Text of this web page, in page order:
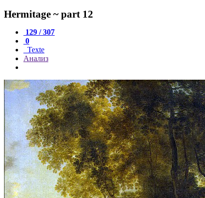
Hermitage ~ part 12
129 / 307
0
Texte
Анализ